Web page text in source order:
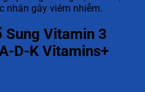
nhân gây viêm nhiễm.
Sung Vitamin 3
D-K Vitamins+